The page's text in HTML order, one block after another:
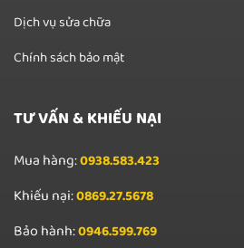
Dịch vụ sửa chữa
Chính sách bảo mật
TƯ VẤN & KHIẾU NẠI
Mua hàng:0938.583.423
Khiếu nại:0869.27.5678
Bảo hành:0946.599.769